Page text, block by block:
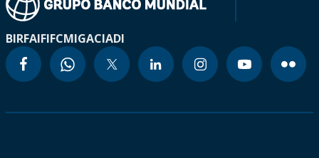
BIRFAIFIFCMIGACIADI